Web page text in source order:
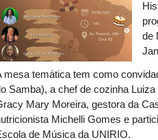
de
mesa temática tem como
Samba), a chef de cozinha
Mary Moreira, gestora da
Michelli Gomes e
de Música da UNIRIO.